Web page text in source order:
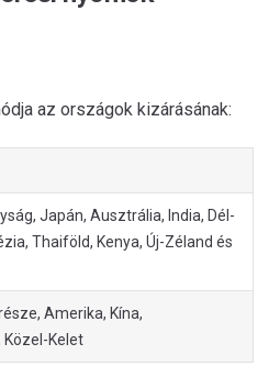
az országok kizárásának:
Japán, Ausztrália, India, Dél-
Thaiföld, Kenya, Új-Zéland és
Amerika, Kína,
Kelet